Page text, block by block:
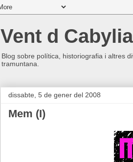
Vent d Cabylia
Blog sobre política, historiografia i altres
tramuntana.
dissabte, 5 de gener del 2008
Mem (I)